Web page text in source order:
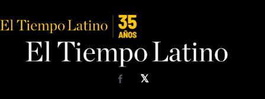
𝕏
Facebook